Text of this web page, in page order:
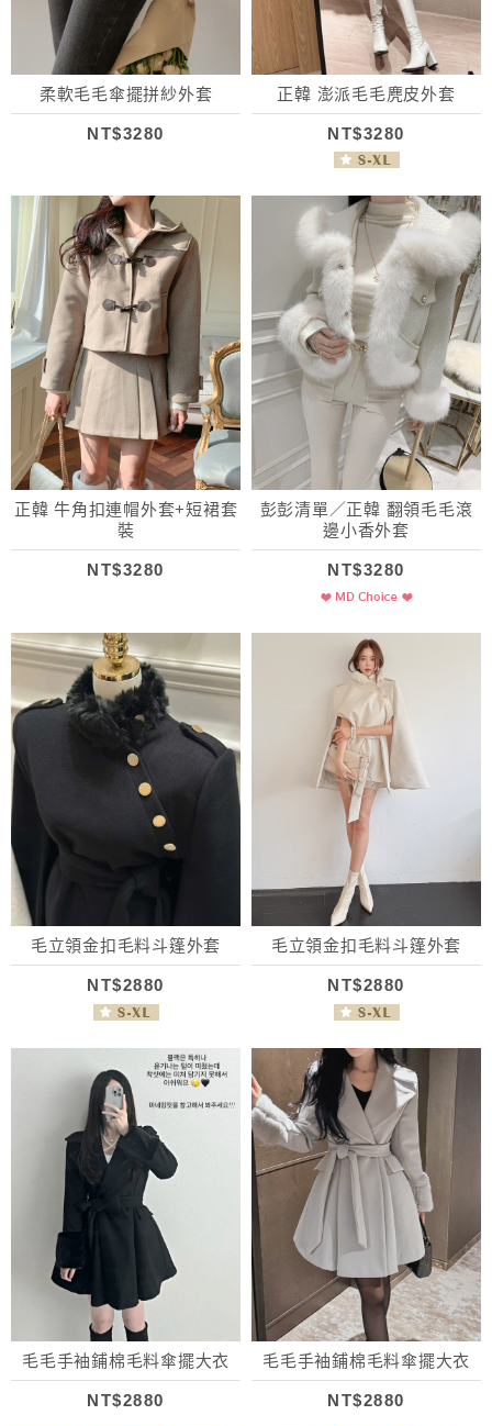
柔軟毛毛傘擺拼紗外套
NT$3280
正韓 澎派毛毛麂皮外套
NT$3280
正韓 牛角扣連帽外套+短裙套
裝
NT$3280
彭彭清單／正韓 翻領毛毛滾
邊小香外套
NT$3280
毛立領金扣毛料斗篷外套
NT$2880
毛立領金扣毛料斗篷外套
NT$2880
毛毛手袖鋪棉毛料傘擺大衣
NT$2880
毛毛手袖鋪棉毛料傘擺大衣
NT$2880